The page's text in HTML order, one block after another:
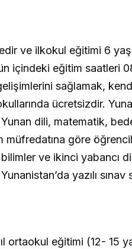
ve ilkokul eğitimi 6
eğitim saatleri
sağlamak,
ücretsizdir.
Yunan dili, matematik,
göre
ve ikinci yabancı
yazılı
ortaokul eğitimi (12- 15